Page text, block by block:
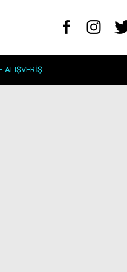
ALIŞVERIŞ